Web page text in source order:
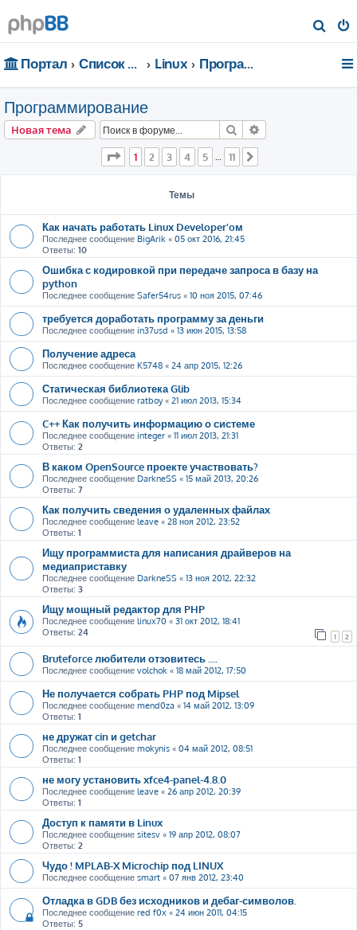
о
Портал Список форумов Linux Программирование
Программирование
Новая тема Поиск
Страница из
1 2 3 4 5 … 11
Темы
Как начать работать Linux Developer'oм
Последнее сообщение BigArik « 05 окт 2016, 21:45
Ответы: 10
Ошибка с кодировкой при передаче запроса в базу на
python
Последнее сообщение Safer54rus « 10 ноя 2015, 07:46
требуется доработать программу за деньги
Последнее сообщение in37usd « 13 июн 2015, 13:58
Получение адреса
Последнее сообщение K5748 « 24 апр 2015, 12:26
Статическая библиотека Glib
Последнее сообщение ratboy« 21 июл 2013, 15:34
C++ Как получить информацию о системе
Последнее сообщение integer « 11 июл 2013, 21:31
Ответы: 2
В каком OpenSource проекте участвовать?
Последнее сообщение DarkneSS « 15 май 2013, 20:26
Ответы: 7
Как получить сведения о удаленных файлах
Последнее сообщение leave « 28 ноя 2012, 23:52
Ответы: 1
Ищу программиста для написания драйверов на
медиаприставку
Последнее сообщение DarkneSS « 13 ноя 2012, 22:32
Ответы: 3
Ищу мощный редактор для PHP
Последнее сообщение linux70 « 31 окт 2012, 18:41
Ответы: 24 1 2
Bruteforce любители отзовитесь ....
Последнее сообщение volchok « 18 май 2012, 17:50
Не получается собрать PHP под Mipsel
Последнее сообщение mend0za « 14 май 2012, 13:09
Ответы: 1
не дружат cin и getchar
Последнее сообщение mokynis « 04 май 2012, 08:51
Ответы: 1
не могу установить xfce4-panel-4.8.0
Последнее сообщение leave « 26 апр 2012, 20:39
Ответы: 1
Доступ к памяти в Linux
Последнее сообщение sitesv « 19 апр 2012, 08:07
Ответы: 2
Чудо ! MPLAB-X Microchip под LINUX
Последнее сообщение smart « 07 янв 2012, 23:40
Отладка в GDB без исходников и дебаг-символов.
Последнее сообщение red f0x « 24 июн 2011, 04:15
Ответы: 5